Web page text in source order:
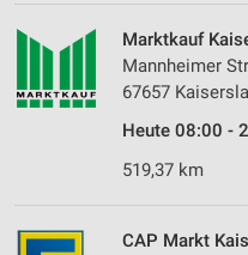
Marktkauf
Mannheimer
67657
Heute 08:00 -
519,37 km
CAP Markt